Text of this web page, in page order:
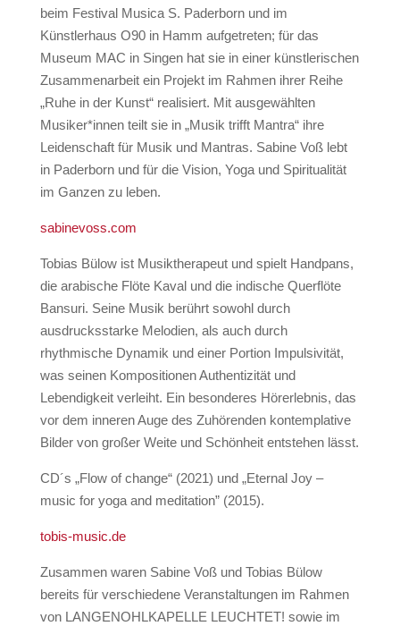
beim Festival Musica S. Paderborn und im
Künstlerhaus O90 in Hamm aufgetreten; für das
Museum MAC in Singen hat sie in einer künstlerischen
Zusammenarbeit ein Projekt im Rahmen ihrer Reihe
„Ruhe in der Kunst“ realisiert. Mit ausgewählten
Musiker*innen teilt sie in „Musik trifft Mantra“ ihre
Leidenschaft für Musik und Mantras. Sabine Voß lebt
in Paderborn und für die Vision, Yoga und Spiritualität
im Ganzen zu leben.
sabinevoss.com
Tobias Bülow ist Musiktherapeut und spielt Handpans,
die arabische Flöte Kaval und die indische Querflöte
Bansuri. Seine Musik berührt sowohl durch
ausdrucksstarke Melodien, als auch durch
rhythmische Dynamik und einer Portion Impulsivität,
was seinen Kompositionen Authentizität und
Lebendigkeit verleiht. Ein besonderes Hörerlebnis, das
vor dem inneren Auge des Zuhörenden kontemplative
Bilder von großer Weite und Schönheit entstehen lässt.
CD´s „Flow of change“ (2021) und „Eternal Joy –
music for yoga and meditation” (2015).
tobis-music.de
Zusammen waren Sabine Voß und Tobias Bülow
bereits für verschiedene Veranstaltungen im Rahmen
von LANGENOHLKAPELLE LEUCHTET! sowie im